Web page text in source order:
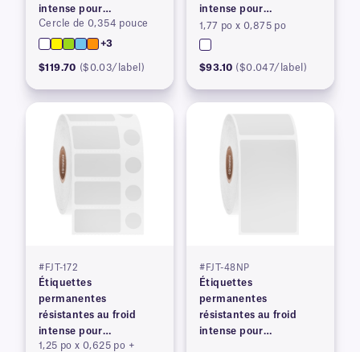
intense pour
imprimantes à transfert
thermique
Cercle de 0,354 pouce
+3
$119.70 ($0.03/label)
intense pour
imprimantes à transfert
thermique
1,77 po x 0,875 po
$93.10 ($0.047/label)
#FJT-172
Étiquettes
permanentes
résistantes au froid
intense pour
imprimantes à transfert
1,25 po x 0,625 po +
#FJT-48NP
Étiquettes
permanentes
résistantes au froid
intense pour